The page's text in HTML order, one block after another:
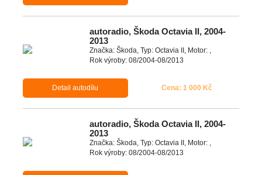
autoradio, Škoda Octavia II, 2004-
2013
Značka: Škoda, Typ: Octavia II, Motor: ,
Rok výroby: 08/2004-08/2013
Detail autodílu Cena: 1 000 Kč
autoradio, Škoda Octavia II, 2004-
2013
Značka: Škoda, Typ: Octavia II, Motor: ,
Rok výroby: 08/2004-08/2013